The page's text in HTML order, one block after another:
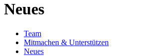
Neues
Team
Mitmachen & Unterstützen
Neues